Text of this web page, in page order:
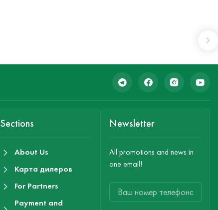
Sections
About Us
Карта дилеров
For Partners
Payment and
Newsletter
All promotions and news in
one email!